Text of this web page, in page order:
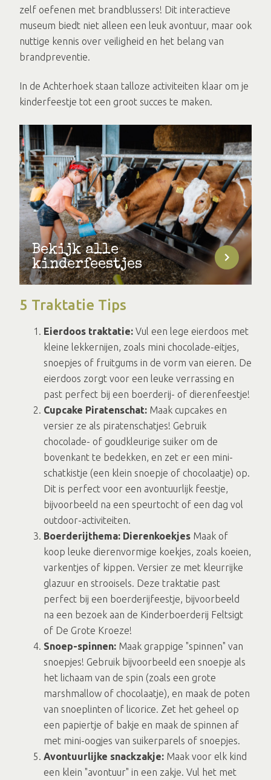
zelf oefenen met brandblussers! Dit interactieve
museum biedt niet alleen een leuk avontuur, maar ook
nuttige kennis over veiligheid en het belang van
brandpreventie.
In de Achterhoek staan talloze activiteiten klaar om je
kinderfeestje tot een groot succes te maken.
Bekijk alle
kinderfeestjes
5 Traktatie Tips
Eierdoos traktatie: Vul een lege eierdoos met
kleine lekkernijen, zoals mini chocolade-eitjes,
snoepjes of fruitgums in de vorm van eieren. De
eierdoos zorgt voor een leuke verrassing en
past perfect bij een boerderij- of dierenfeestje!
Cupcake Piratenschat: Maak cupcakes en
versier ze als piratenschatjes! Gebruik
chocolade- of goudkleurige suiker om de
bovenkant te bedekken, en zet er een mini-
schatkistje (een klein snoepje of chocolaatje) op.
Dit is perfect voor een avontuurlijk feestje,
bijvoorbeeld na een speurtocht of een dag vol
outdoor-activiteiten.
Boerderijthema: Dierenkoekjes Maak of
koop leuke dierenvormige koekjes, zoals koeien,
varkentjes of kippen. Versier ze met kleurrijke
glazuur en strooisels. Deze traktatie past
perfect bij een boerderijfeestje, bijvoorbeeld
na een bezoek aan de Kinderboerderij Feltsigt
of De Grote Kroeze!
Snoep-spinnen: Maak grappige "spinnen" van
snoepjes! Gebruik bijvoorbeeld een snoepje als
het lichaam van de spin (zoals een grote
marshmallow of chocolaatje), en maak de poten
van snoeplinten of licorice. Zet het geheel op
een papiertje of bakje en maak de spinnen af
met mini-oogjes van suikerparels of snoepjes.
Avontuurlijke snackzakje: Maak voor elk kind
een klein "avontuur" in een zakje. Vul het met